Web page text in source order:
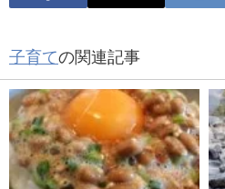
子育ての関連記事